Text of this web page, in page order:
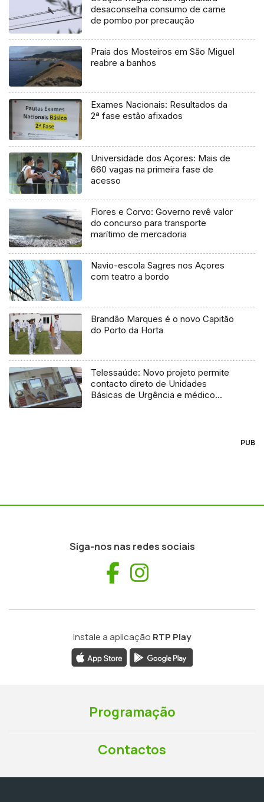
desaconselha consumo de carne
de pombo por precaução
Praia dos Mosteiros em São Miguel
reabre a banhos
Exames Nacionais: Resultados da
2ª fase estão afixados
Universidade dos Açores: Mais de
660 vagas na primeira fase de
acesso
Flores e Corvo: Governo revê valor
do concurso para transporte
marítimo de mercadoria
Navio-escola Sagres nos Açores
com teatro a bordo
Brandão Marques é o novo Capitão
do Porto da Horta
Telessaúde: Novo projeto permite
contacto direto de Unidades
Básicas de Urgência e médico
PUB
Siga-nos nas redes sociais
Facebook
Instale a aplicação RTP Play
Programação
Contactos